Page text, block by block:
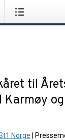
til
Karmøy og
Norge